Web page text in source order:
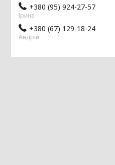
+380 (95) 924-27-57
Ірина
+380 (67) 129-18-24
Андрій